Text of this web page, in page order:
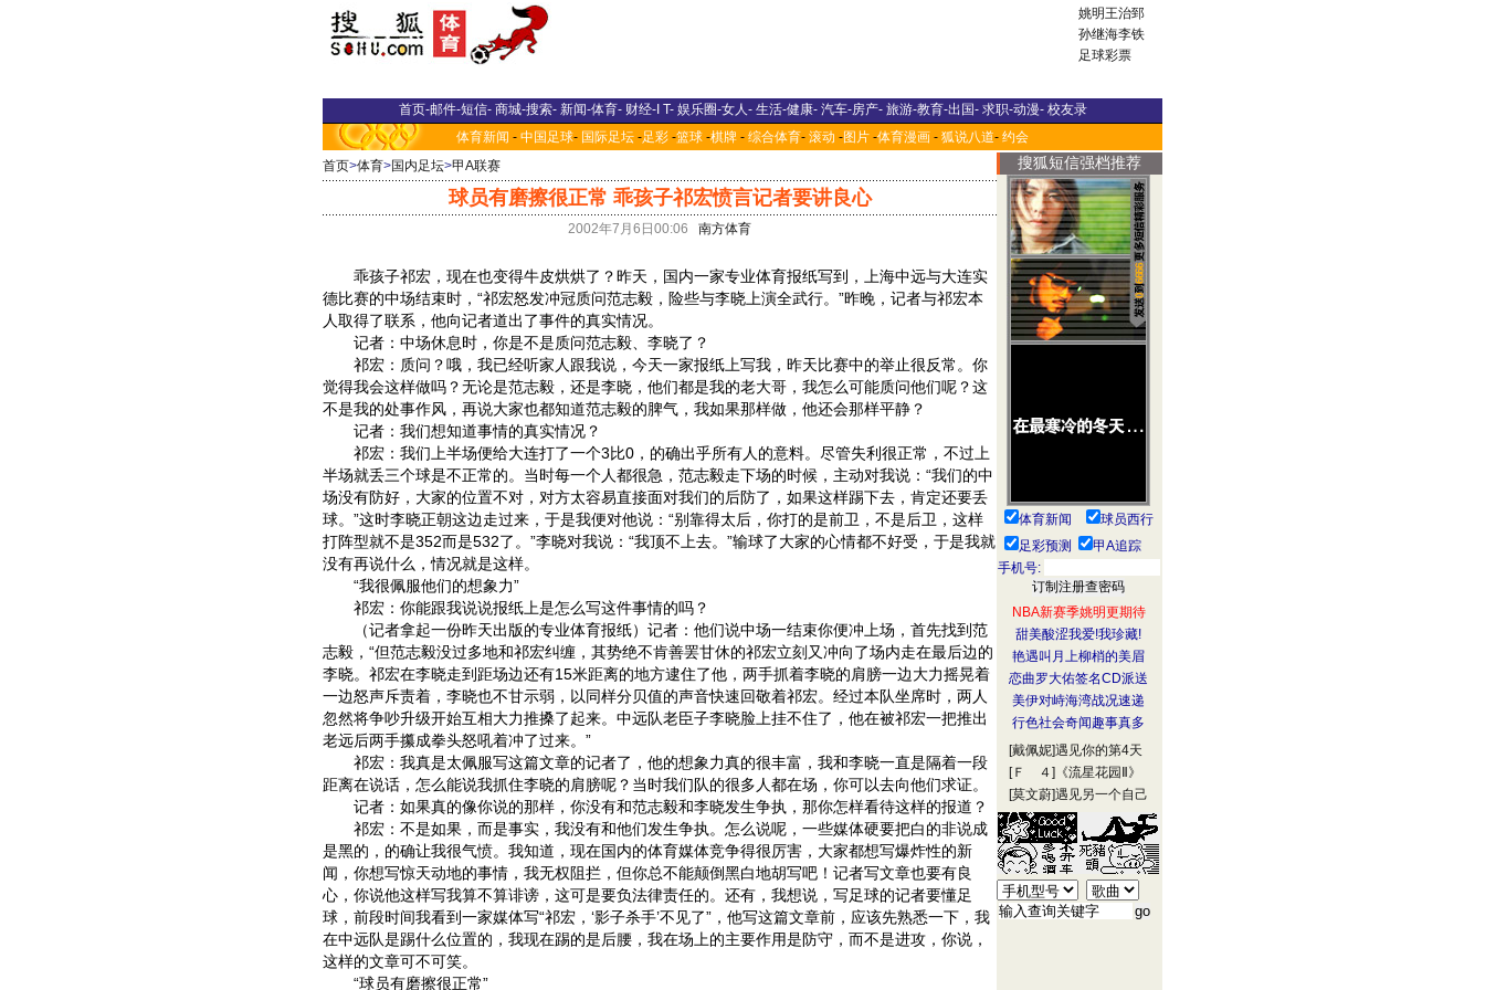
姚明王治郅
孙继海李铁
足球彩票
首页-邮件-短信- 商城-搜索- 新闻-体育- 财经-I T- 娱乐圈-女人- 生活-健康- 汽车-房产- 旅游-教育-出国- 求职-动漫- 校友录
体育新闻 - 中国足球- 国际足坛 -足彩 -篮球 -棋牌 - 综合体育- 滚动 -图片 -体育漫画 - 狐说八道- 约会
首页>体育>国内足坛>甲A联赛
球员有磨擦很正常 乖孩子祁宏愤言记者要讲良心
2002年7月6日00:06 南方体育
乖孩子祁宏，现在也变得牛皮烘烘了？昨天，国内一家专业体育报纸写到，上海中远与大连实
德比赛的中场结束时，“祁宏怒发冲冠质问范志毅，险些与李晓上演全武行。”昨晚，记者与祁宏本
人取得了联系，他向记者道出了事件的真实情况。
记者：中场休息时，你是不是质问范志毅、李晓了？
祁宏：质问？哦，我已经听家人跟我说，今天一家报纸上写我，昨天比赛中的举止很反常。你
觉得我会这样做吗？无论是范志毅，还是李晓，他们都是我的老大哥，我怎么可能质问他们呢？这
不是我的处事作风，再说大家也都知道范志毅的脾气，我如果那样做，他还会那样平静？
记者：我们想知道事情的真实情况？
祁宏：我们上半场便给大连打了一个3比0，的确出乎所有人的意料。尽管失利很正常，不过上
半场就丢三个球是不正常的。当时每一个人都很急，范志毅走下场的时候，主动对我说：“我们的中
场没有防好，大家的位置不对，对方太容易直接面对我们的后防了，如果这样踢下去，肯定还要丢
球。”这时李晓正朝这边走过来，于是我便对他说：“别靠得太后，你打的是前卫，不是后卫，这样
打阵型就不是352而是532了。”李晓对我说：“我顶不上去。”输球了大家的心情都不好受，于是我就
没有再说什么，情况就是这样。
“我很佩服他们的想象力”
祁宏：你能跟我说说报纸上是怎么写这件事情的吗？
（记者拿起一份昨天出版的专业体育报纸）记者：他们说中场一结束你便冲上场，首先找到范
志毅，“但范志毅没过多地和祁宏纠缠，其势绝不肯善罢甘休的祁宏立刻又冲向了场内走在最后边的
李晓。祁宏在李晓走到距场边还有15米距离的地方逮住了他，两手抓着李晓的肩膀一边大力摇晃着
一边怒声斥责着，李晓也不甘示弱，以同样分贝值的声音快速回敬着祁宏。经过本队坐席时，两人
忽然将争吵升级开始互相大力推搡了起来。中远队老臣子李晓脸上挂不住了，他在被祁宏一把推出
老远后两手攥成拳头怒吼着冲了过来。”
祁宏：我真是太佩服写这篇文章的记者了，他的想象力真的很丰富，我和李晓一直是隔着一段
距离在说话，怎么能说我抓住李晓的肩膀呢？当时我们队的很多人都在场，你可以去向他们求证。
记者：如果真的像你说的那样，你没有和范志毅和李晓发生争执，那你怎样看待这样的报道？
祁宏：不是如果，而是事实，我没有和他们发生争执。怎么说呢，一些媒体硬要把白的非说成
是黑的，的确让我很气愤。我知道，现在国内的体育媒体竞争得很厉害，大家都想写爆炸性的新
闻，你想写惊天动地的事情，我无权阻拦，但你总不能颠倒黑白地胡写吧！记者写文章也要有良
心，你说他这样写我算不算诽谤，这可是要负法律责任的。还有，我想说，写足球的记者要懂足
球，前段时间我看到一家媒体写“祁宏，‘影子杀手’不见了”，他写这篇文章前，应该先熟悉一下，我
在中远队是踢什么位置的，我现在踢的是后腰，我在场上的主要作用是防守，而不是进攻，你说，
这样的文章可不可笑。
“球员有磨擦很正常”
搜狐短信强档推荐
体育新闻
球员西行
足彩预测
甲A追踪
手机号:
NBA新赛季姚明更期待
甜美酸涩我爱!我珍藏!
艳遇叫月上柳梢的美眉
恋曲罗大佑签名CD派送
美伊对峙海湾战况速递
行色社会奇闻趣事真多
[戴佩妮]遇见你的第4天
[Ｆ ４] 《流星花园Ⅱ》
[莫文蔚]遇见另一个自己